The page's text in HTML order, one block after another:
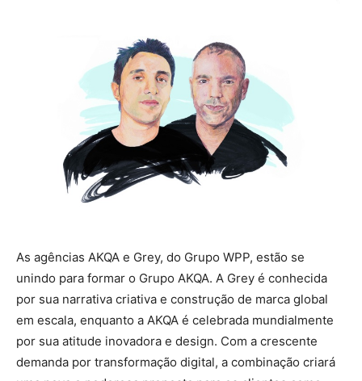
As agências AKQA e Grey, do Grupo WPP, estão se
unindo para formar o Grupo AKQA. A Grey é conhecida
por sua narrativa criativa e construção de marca global
em escala, enquanto a AKQA é celebrada mundialmente
por sua atitude inovadora e design. Com a crescente
demanda por transformação digital, a combinação criará